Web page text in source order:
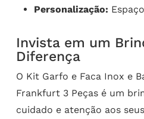
Personalização:
Invista em um
Diferença
O Kit Garfo e Faca Inox e
Frankfurt 3 Peças é um
cuidado e atenção aos